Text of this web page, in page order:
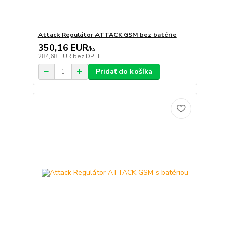
Attack Regulátor ATTACK GSM bez batérie
350,16 EUR/ks
284,68 EUR bez DPH
Pridať do košíka